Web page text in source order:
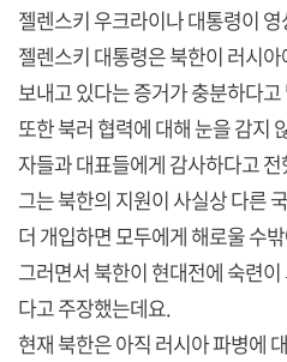
젤렌스키 우크라이나 대통령이
젤렌스키 대통령은 북한이 러시
보내고 있다는 증거가 충분하다
또한 북러 협력에 대해 눈을 감지
자들과 대표들에게 감사하다고
그는 북한의 지원이 사실상 다른
더 개입하면 모두에게 해로울 수
그러면서 북한이 현대전에 숙련
다고 주장했는데요.
현재 북한은 아직 러시아 파병에